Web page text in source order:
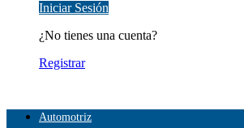
Iniciar Sesión
¿No tienes una cuenta?
Registrar
Automotriz